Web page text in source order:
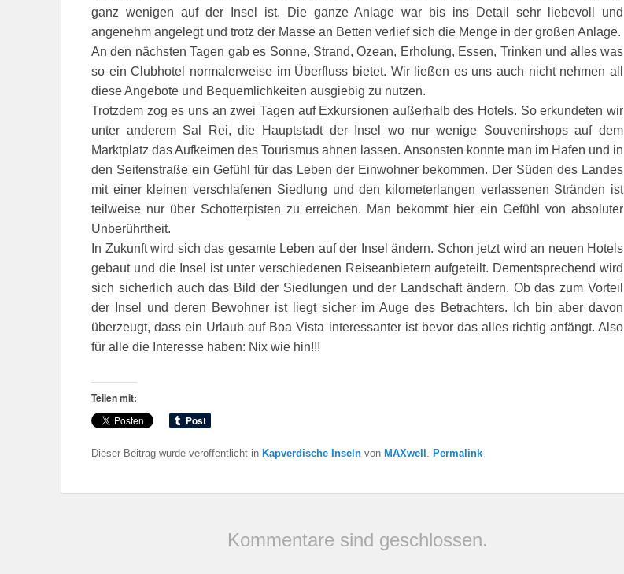
ganz wenigen auf der Insel ist. Die ganze Anlage war bis ins Detail sehr liebevoll und
angenehm angelegt und trotz der Masse an Betten verlief sich die Menge in der großen Anlage.
An den nächsten Tagen gab es Sonne, Strand, Ozean, Erholung, Essen, Trinken und alles was
so ein Clubhotel normalerweise im Überfluss bietet. Wir ließen es uns auch nicht nehmen all
diese Angebote und Bequemlichkeiten ausgiebig zu nutzen.
Trotzdem zog es uns an zwei Tagen auf Exkursionen außerhalb des Hotels. So erkundeten wir
unter anderem Sal Rei, die Hauptstadt der Insel wo nur wenige Souvenirshops auf dem
Marktplatz das Aufkeimen des Tourismus ahnen lassen. Ansonsten konnte man im Hafen und in
den Seitenstraße ein Gefühl für das Leben der Einwohner bekommen. Der Süden des Landes
mit einer kleinen verschlafenen Siedlung und den kilometerlangen verlassenen Stränden ist
teilweise nur über Schotterpisten zu erreichen. Man bekommt hier ein Gefühl von absoluter
Unberührtheit.
In Zukunft wird sich das gesamte Leben auf der Insel ändern. Schon jetzt wird an neuen Hotels
gebaut und die Insel ist unter verschiedenen Reiseanbietern aufgeteilt. Dementsprechend wird
sich sicherlich auch das Bild der Siedlungen und der Landschaft ändern. Ob das zum Vorteil
der Insel und deren Bewohner ist liegt sicher im Auge des Betrachters. Ich bin aber davon
überzeugt, dass ein Urlaub auf Boa Vista interessanter ist bevor das alles richtig anfängt. Also
für alle die Interesse haben: Nix wie hin!!!
Teilen mit:
Dieser Beitrag wurde veröffentlicht in Kapverdische Inseln von MAXwell Permalink
Kommentare sind geschlossen.